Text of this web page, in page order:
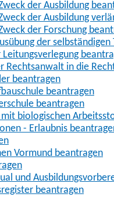
der Ausbildung
der Ausbildung
der Forschung
der
Rechtsanwalt in die
beantragen
beantragen
beantragen
biologischen
- Erlaubnis
Vormund beantragen
und
beantragen